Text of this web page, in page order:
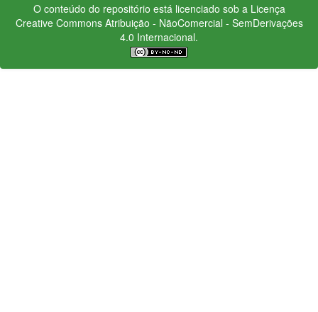
O conteúdo do repositório está licenciado sob a Licença
Creative CommonsAtribuição - NãoComercial - SemDerivações
4.0 Internacional.